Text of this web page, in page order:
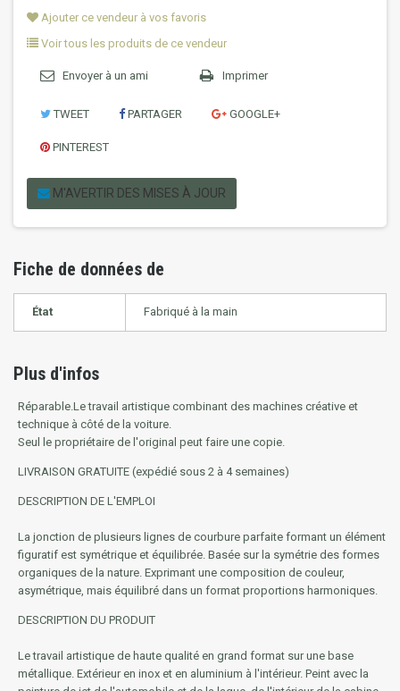
Ajouter ce vendeur à vos favoris
Voir tous les produits de ce vendeur
Envoyer à un ami Imprimer
TWEET PARTAGER GOOGLE+
PINTEREST
M'AVERTIR DES MISES À JOUR
Fiche de données de
État Fabriqué à la main
Plus d'infos
Réparable.Le travail artistique combinant des machines créative et
technique à côté de la voiture.
Seul le propriétaire de l'original peut faire une copie.
LIVRAISON GRATUITE (expédié sous 2 à 4 semaines)
DESCRIPTION DE L'EMPLOI
La jonction de plusieurs lignes de courbure parfaite formant un élément
figuratif est symétrique et équilibrée. Basée sur la symétrie des formes
organiques de la nature. Exprimant une composition de couleur,
asymétrique, mais équilibré dans un format proportions harmoniques.
DESCRIPTION DU PRODUIT
Le travail artistique de haute qualité en grand format sur une base
métallique. Extérieur en inox et en aluminium à l'intérieur. Peint avec la